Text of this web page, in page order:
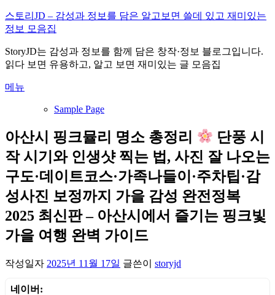
내
용
로
바
가
스토리JD – 감성과 정보를 담은 알고보면 쓸데 있고 재미있는
정보 모음집
StoryJD는 감성과 정보를 함께 담은 창작·정보 블로그입니다.
읽다 보면 유용하고, 알고 보면 재미있는 글 모음집
메뉴
Sample Page
아산시 핑크뮬리 명소 총정리
단풍 시
작 시기와 인생샷 찍는 법, 사진 잘 나오는
구도·데이트코스·가족나들이·주차팁·감
성사진 보정까지 가을 감성 완전정복
2025 최신판 – 아산시에서 즐기는 핑크빛
가을 여행 완벽 가이드
작성일자 2025년 11월 17일 글쓴이 storyjd
네이버: